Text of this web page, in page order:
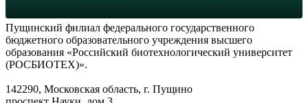
Пущинский филиал федерального государственного
бюджетного образовательного учреждения высшего
образования «Российский биотехнологический университет
(РОСБИОТЕХ)».
142290, Московская область, г. Пущино